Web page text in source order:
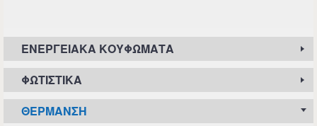
ΕΝΕΡΓΕΙΑΚΆ ΚΟΥΦΏΜΑΤΑ
ΦΩΤΙΣΤΙΚΆ
ΘΈΡΜΑΝΣΗ